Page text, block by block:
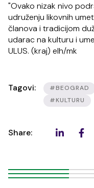
"Ovako nizak nivo
udruženju likovnih
članova i tradicijom
udarac na kulturu i
ULUS. (kraj) elh/mk
Tagovi: #BEOGRAD
#KULTURU
Share: